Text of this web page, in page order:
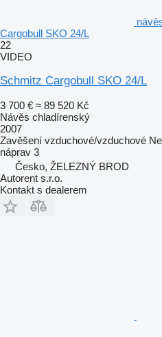
Cargobull SKO 24/L
22
VIDEO
Schmitz Cargobull SKO 24/L
3 700 € ≈ 89 520 Kč
Návěs chladírenský
2007
Zavěšení vzduchové/vzduchové
náprav 3
Česko, ŽELEZNÝ BROD
Autorent s.r.o.
Kontakt s dealerem